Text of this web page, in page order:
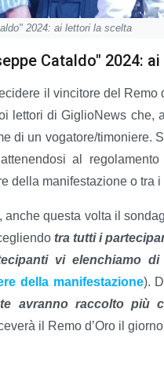
2024: ai lettori la scelta
Cataldo" 2024:
il vincitore del
lettori di GiglioNews che,
di un vogatore/timoniere.
al
della manifestazione o tra
anche questa volta il
tra tutti i
vi elenchiamo di
della manifestazione).
avranno raccolto più
il Remo d’Oro il